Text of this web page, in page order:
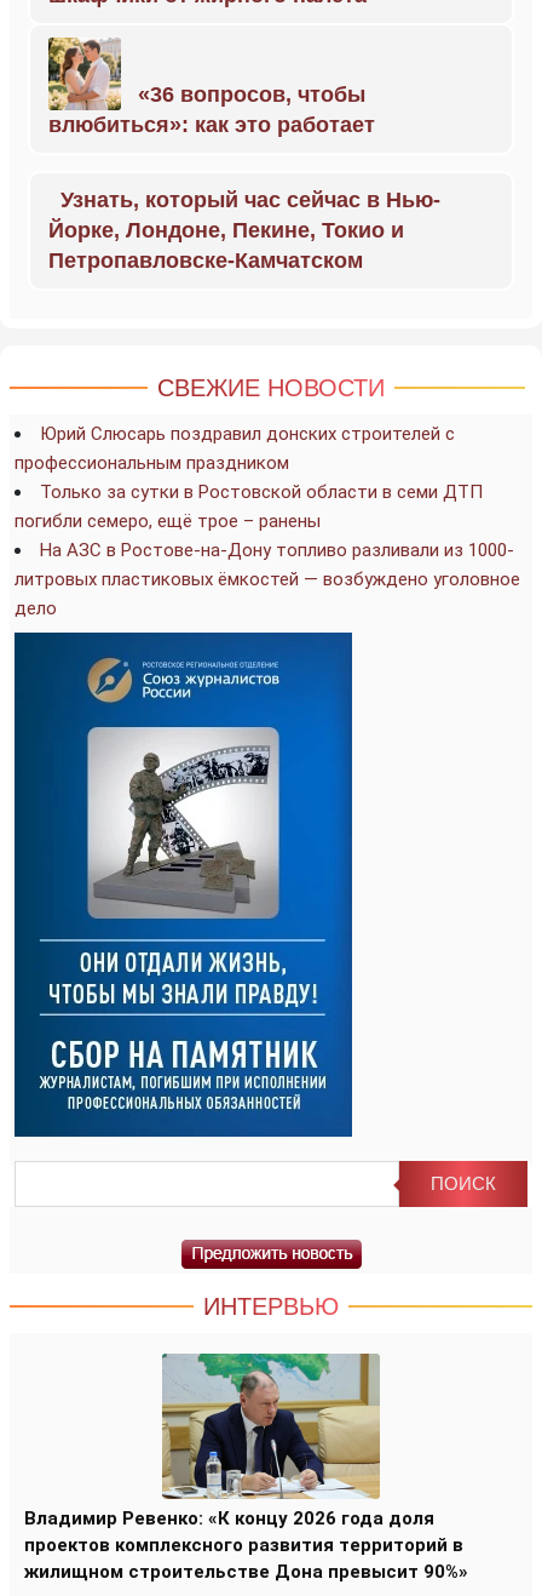
«36 вопросов, чтобы
влюбиться»: как это работает
Узнать, который час сейчас в Нью-
Йорке, Лондоне, Пекине, Токио и
Петропавловске-Камчатском
СВЕЖИЕ НОВОСТИ
Юрий Слюсарь поздравил донских строителей с
профессиональным праздником
Только за сутки в Ростовской области в семи ДТП
погибли семеро, ещё трое – ранены
На АЗС в Ростове-на-Дону топливо разливали из 1000-
литровых пластиковых ёмкостей — возбуждено уголовное
дело
ИНТЕРВЬЮ
Владимир Ревенко: «К концу 2026 года доля
проектов комплексного развития территорий в
жилищном строительстве Дона превысит 90%»